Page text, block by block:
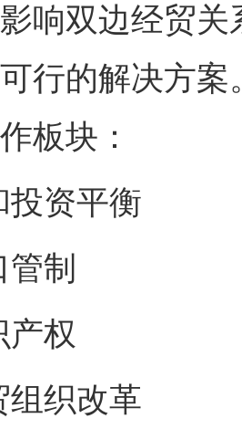
响双边经贸
行的解决方
板块：
资平衡
制
权
织改革